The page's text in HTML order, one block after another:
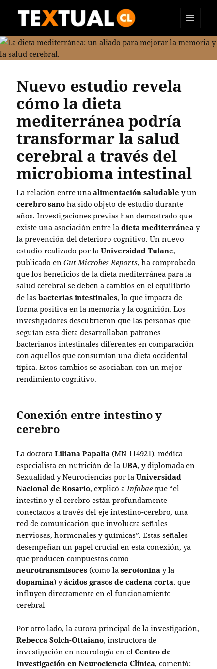
TEXTUAL
Y
Nuevo estudio revela
cómo la dieta
mediterránea podría
transformar la salud
cerebral a través del
microbioma intestinal
La relación entre unaalimentación saludable y un
cerebro sano ha sido objeto de estudio durante
años. Investigaciones previas han demostrado que
existe una asociación entre ladieta mediterránea y
la prevención del deterioro cognitivo. Un nuevo
estudio realizado por laUniversidad Tulane,
publicado enGut Microbes Reports, ha comprobado
que los beneficios de la dieta mediterránea para la
salud cerebral se deben a cambios en el equilibrio
de lasbacterias intestinales, lo que impacta de
forma positiva en la memoria y la cognición. Los
investigadores descubrieron que las personas que
seguían esta dieta desarrollaban patrones
bacterianos intestinales diferentes en comparación
con aquellos que consumían una dieta occidental
típica. Estos cambios se asociaban con un mejor
rendimiento cognitivo.
Conexión entre intestino y
cerebro
La doctoraLiliana Papalia (MN 114921), médica
especialista en nutrición de laUBA, y diplomada en
Sexualidad y Neurociencias por laUniversidad
Nacional de Rosario, explicó a Infobae que “el
intestino y el cerebro están profundamente
conectados a través del eje intestino-cerebro, una
red de comunicación que involucra señales
nerviosas, hormonales y químicas”. Estas señales
desempeñan un papel crucial en esta conexión, ya
que producen compuestos como
neurotransmisores (como laserotonina y la
dopamina) yácidos grasos de cadena corta, que
influyen directamente en el funcionamiento
cerebral.
Por otro lado, la autora principal de la investigación,
Rebecca Solch-Ottaiano, instructora de
investigación en neurología en elCentro de
Investigación en Neurociencia Clínica, comentó: